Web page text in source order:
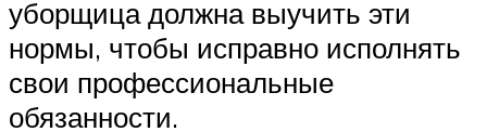
уборщица должна выучить эти
нормы, чтобы исправно исполнять
свои профессиональные
обязанности.